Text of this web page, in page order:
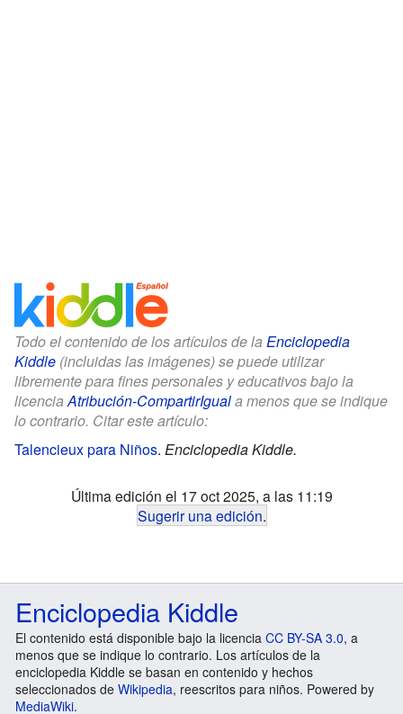
Todo el contenido de los artículos de la Enciclopedia
Kiddle (incluidas las imágenes) se puede utilizar
libremente para fines personales y educativos bajo la
licenciaAtribución-CompartirIguala menos que se indique
lo contrario. Citar este artículo:
Talencieux para Niños. Enciclopedia Kiddle.
Última edición el 17 oct 2025, a las 11:19
Sugerir una edición.
Enciclopedia Kiddle
El contenido está disponible bajo la licencia CC BY-SA 3.0, a
menos que se indique lo contrario. Los artículos de la
enciclopedia Kiddle se basan en contenido y hechos
seleccionados de Wikipedia, reescritos para niños. Powered by
MediaWiki.